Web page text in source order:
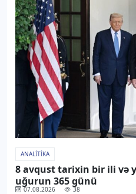
ANALITIKA
8 avqust tarixin bir ili və
uğurun 365 günü
07.08.2026 38